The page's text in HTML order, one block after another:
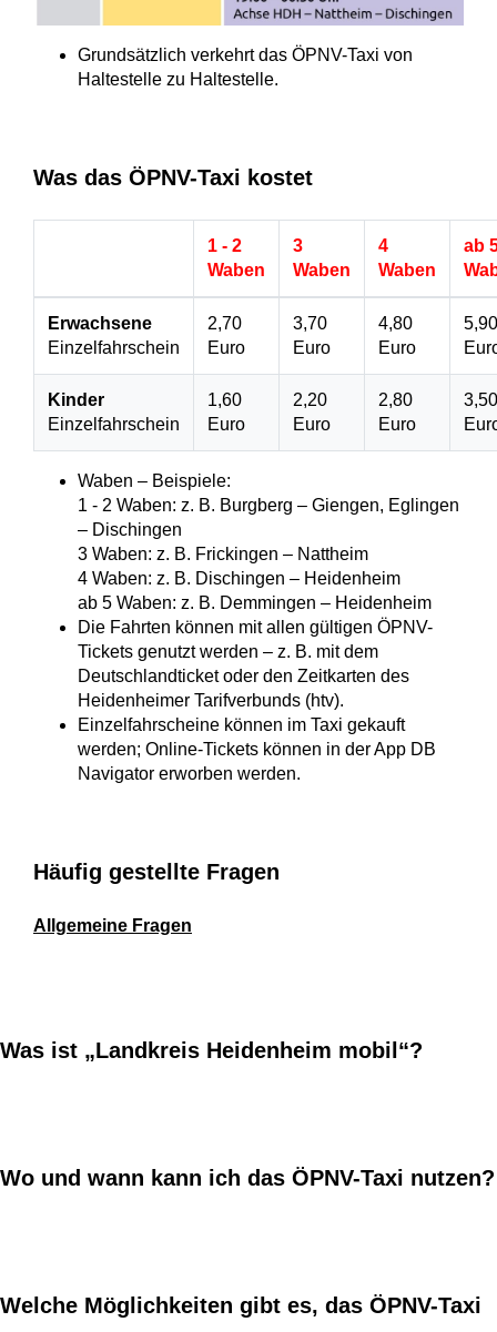
Grundsätzlich verkehrt das ÖPNV-Taxi von
Haltestelle zu Haltestelle.
Was das ÖPNV-Taxi kostet
1 - 2
Waben
3
Waben
4
Waben
ab
Erwachsene
Einzelfahrschein
2,70
Euro
3,70
Euro
4,80
Euro
5,90
Kinder
Einzelfahrschein
1,60
Euro
2,20
Euro
2,80
Euro
3,50
Waben – Beispiele:
1 - 2 Waben: z. B. Burgberg – Giengen, Eglingen
– Dischingen
3 Waben: z. B. Frickingen – Nattheim
4 Waben: z. B. Dischingen – Heidenheim
ab 5 Waben: z. B. Demmingen – Heidenheim
Die Fahrten können mit allen gültigen ÖPNV-
Tickets genutzt werden – z. B. mit dem
Deutschlandticket oder den Zeitkarten des
Heidenheimer Tarifverbunds (htv).
Einzelfahrscheine können im Taxi gekauft
werden; Online-Tickets können in der App DB
Navigator erworben werden.
Häufig gestellte Fragen
Allgemeine Fragen
Was ist „Landkreis Heidenheim mobil“?
Wo und wann kann ich das ÖPNV-Taxi nutzen?
Welche Möglichkeiten gibt es, das ÖPNV-Taxi